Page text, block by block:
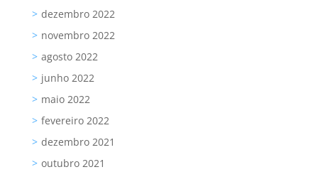
dezembro 2022
novembro 2022
agosto 2022
junho 2022
maio 2022
fevereiro 2022
dezembro 2021
outubro 2021